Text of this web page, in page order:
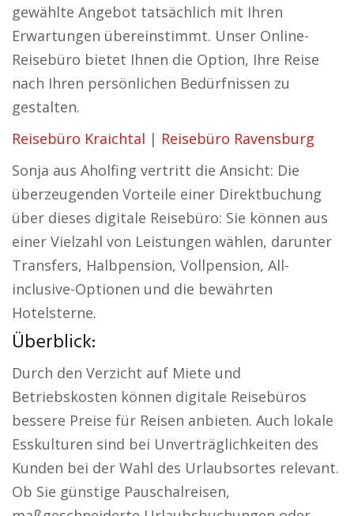
gewählte Angebot tatsächlich mit Ihren
Erwartungen übereinstimmt. Unser Online-
Reisebüro bietet Ihnen die Option, Ihre Reise
nach Ihren persönlichen Bedürfnissen zu
gestalten.
Reisebüro Kraichtal | Reisebüro Ravensburg
Sonja aus Aholfing vertritt die Ansicht: Die
überzeugenden Vorteile einer Direktbuchung
über dieses digitale Reisebüro: Sie können aus
einer Vielzahl von Leistungen wählen, darunter
Transfers, Halbpension, Vollpension, All-
inclusive-Optionen und die bewährten
Hotelsterne.
Überblick:
Durch den Verzicht auf Miete und
Betriebskosten können digitale Reisebüros
bessere Preise für Reisen anbieten. Auch lokale
Esskulturen sind bei Unverträglichkeiten des
Kunden bei der Wahl des Urlaubsortes relevant.
Ob Sie günstige Pauschalreisen,